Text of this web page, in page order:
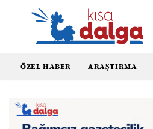
ÖZEL HABER ARAŞTIRMA